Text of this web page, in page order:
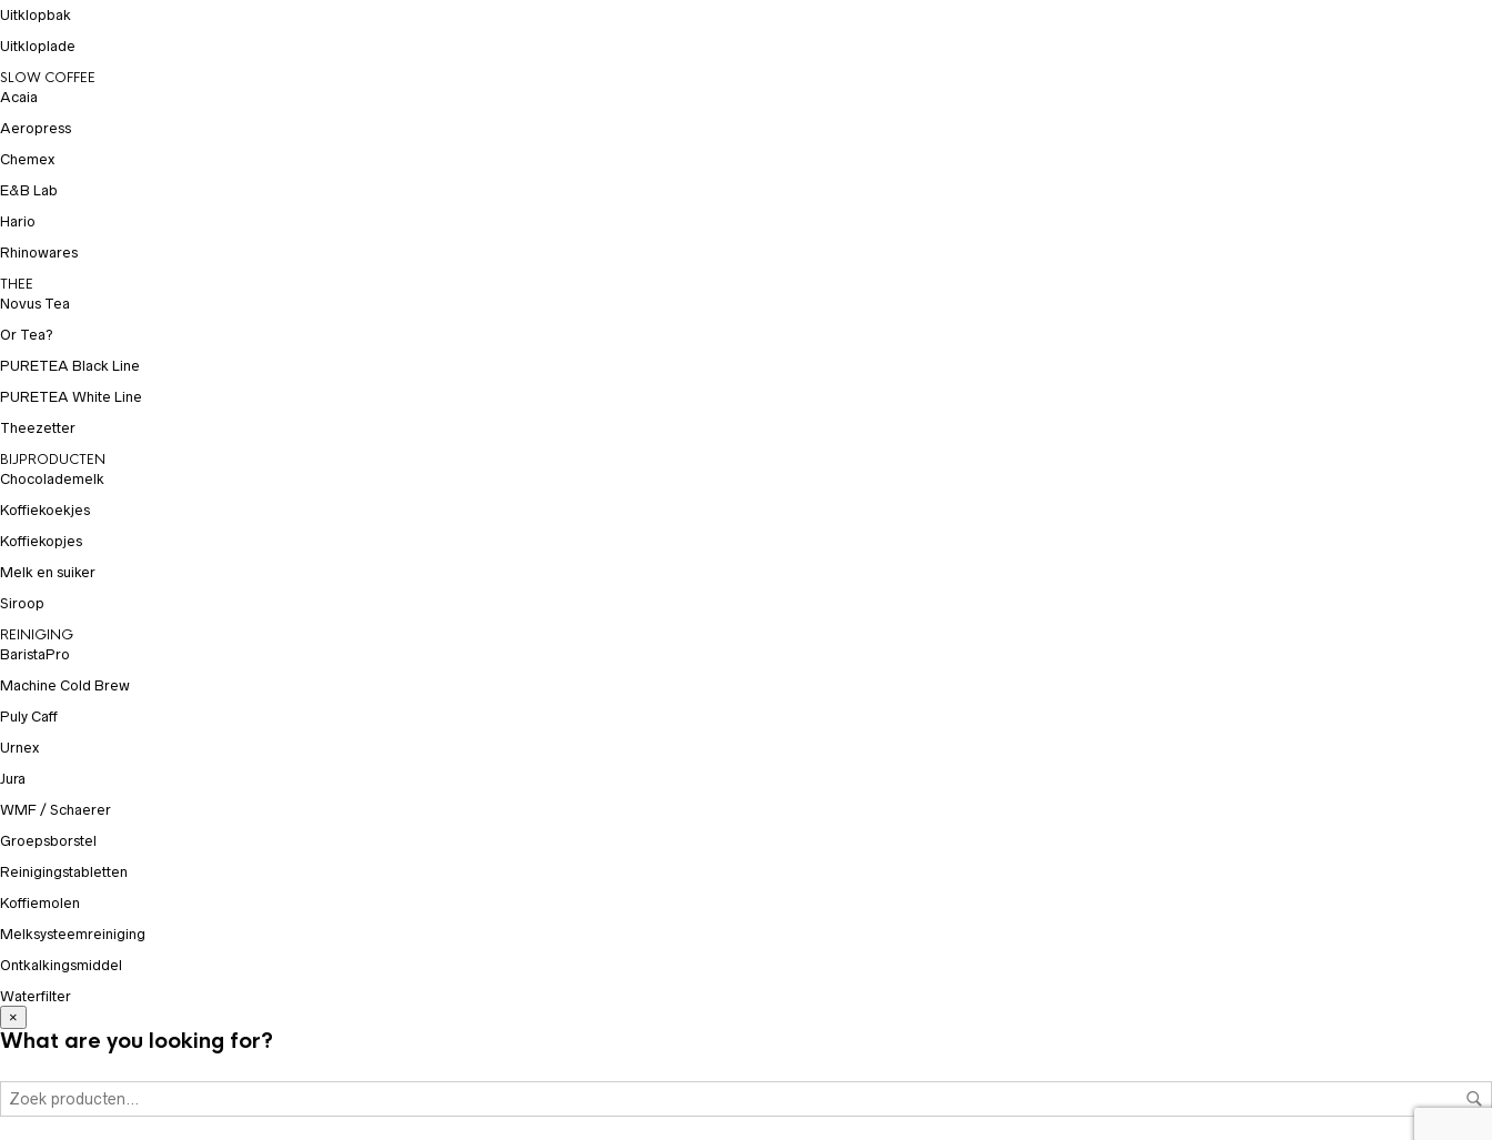
Uitklopbak
Uitkloplade
SLOW COFFEE
Acaia
Aeropress
Chemex
E&B Lab
Hario
Rhinowares
THEE
Novus Tea
Or Tea?
PURETEA Black Line
PURETEA White Line
Theezetter
BIJPRODUCTEN
Chocolademelk
Koffiekoekjes
Koffiekopjes
Melk en suiker
Siroop
REINIGING
BaristaPro
Machine Cold Brew
Puly Caff
Urnex
Jura
WMF / Schaerer
Groepsborstel
Reinigingstabletten
Koffiemolen
Melksysteemreiniging
Ontkalkingsmiddel
Waterfilter
×
What are you looking for?